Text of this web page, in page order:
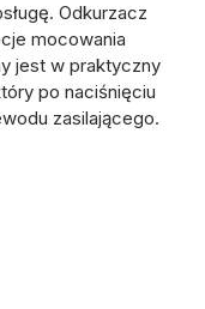
Odkurzacz
mocowania
jest w praktyczny
po naciśnięciu
zasilającego.